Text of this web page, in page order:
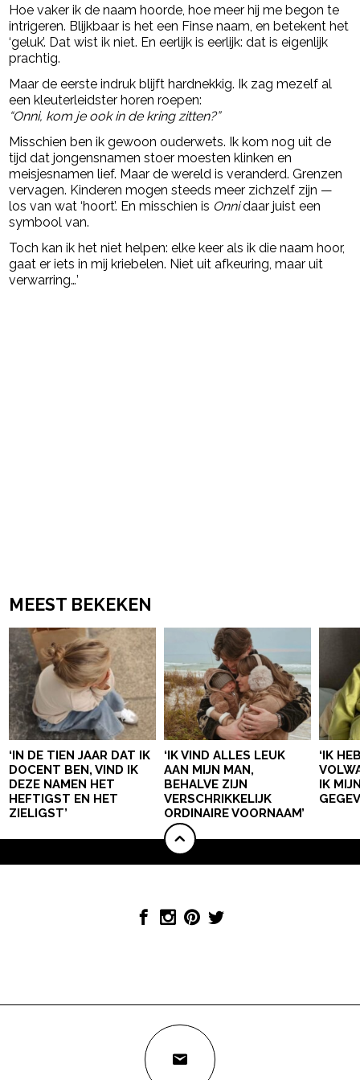
Hoe vaker ik de naam hoorde, hoe meer hij me begon te
intrigeren. Blijkbaar is het een Finse naam, en betekent het
‘geluk’. Dat wist ik niet. En eerlijk is eerlijk: dat is eigenlijk
prachtig.
Maar de eerste indruk blijft hardnekkig. Ik zag mezelf al
een kleuterleidster horen roepen:
“Onni, kom je ook in de kring zitten?”
Misschien ben ik gewoon ouderwets. Ik kom nog uit de
tijd dat jongensnamen stoer moesten klinken en
meisjesnamen lief. Maar de wereld is veranderd. Grenzen
vervagen. Kinderen mogen steeds meer zichzelf zijn —
los van wat ‘hoort’. En misschien is Onnidaar juist een
symbool van.
Toch kan ik het niet helpen: elke keer als ik die naam hoor,
gaat er iets in mij kriebelen. Niet uit afkeuring, maar uit
verwarring…’
MEEST BEKEKEN
‘IN DE TIEN JAAR DAT IK
DOCENT BEN, VIND IK
DEZE NAMEN HET
HEFTIGST EN HET
ZIELIGST’
‘IK VIND ALLES LEUK
AAN MIJN MAN,
BEHALVE ZIJN
VERSCHRIKKELIJK
ORDINAIRE VOORNAAM’
‘IK
IK